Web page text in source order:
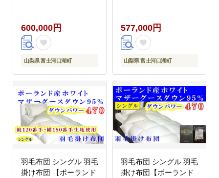
けふとん 本掛け羽毛布
団 FAG173
600,000円
山梨県 富士河口湖町
本掛け羽毛掛け布団 寝
具 冬用 羽毛布団
FAG084
577,000円
山梨県 富士河口湖町
羽毛布団 シングル 羽毛
掛け布団 【ポーランド
羽毛布団 シングル 羽毛
掛け布団【ポーランド